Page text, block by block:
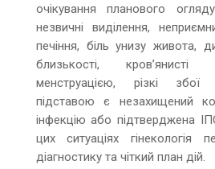
очікування планового
незвичні виділення,
печіння, біль унизу живота,
близькості,
менструацією, різкі
підставою є незахищений
інфекцію або підтверджена
цих ситуаціях гінекологія
діагностику та чіткий план дій.